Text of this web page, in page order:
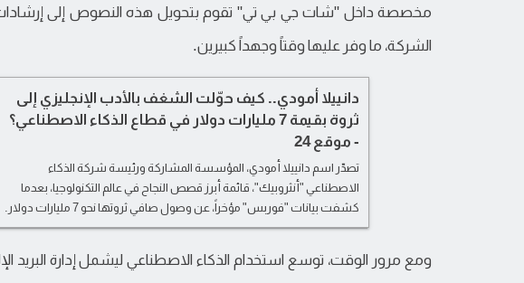
مخصصة داخل "شات جي بي تي" تقوم بتحويل هذه النصوص إلى
الشركة، ما وفر عليها وقتاً وجهداً كبيرين.
دانييلا أمودي.. كيف حوّلت الشغف بالأدب الإنجليزي إلى
ثروة بقيمة 7 مليارات دولار في قطاع الذكاء الاصطناعي؟
- موقع 24
تصدّر اسم دانييلا أمودي، المؤسسة المشاركة ورئيسة شركة الذكاء
الاصطناعي "أنثروبيك"، قائمة أبرز قصص النجاح في عالم التكنولوجيا، بعدما
كشفت بيانات "فوربس" مؤخراً، عن وصول صافي ثروتها نحو 7 مليارات دولار.